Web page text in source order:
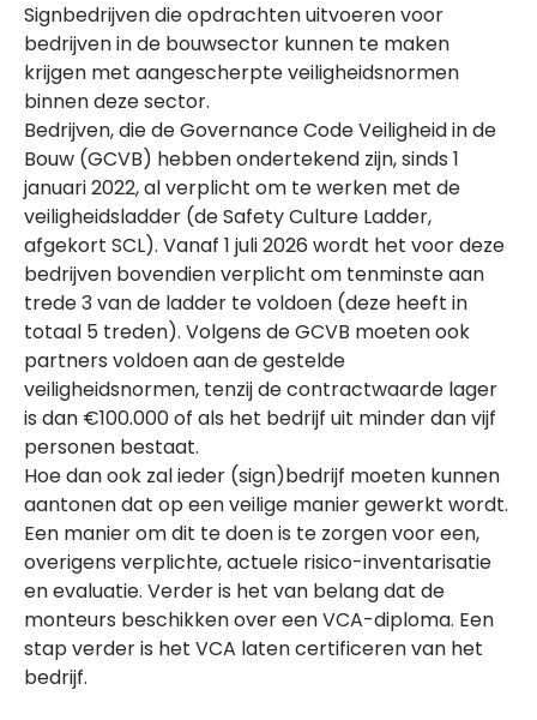
Signbedrijven die opdrachten uitvoeren voor
bedrijven in de bouwsector kunnen te maken
krijgen met aangescherpte veiligheidsnormen
binnen deze sector.
Bedrijven, die de Governance Code Veiligheid in de
Bouw (GCVB) hebben ondertekend zijn, sinds 1
januari 2022, al verplicht om te werken met de
veiligheidsladder (de Safety Culture Ladder,
afgekort SCL). Vanaf 1 juli 2026 wordt het voor deze
bedrijven bovendien verplicht om tenminste aan
trede 3 van de ladder te voldoen (deze heeft in
totaal 5 treden). Volgens de GCVB moeten ook
partners voldoen aan de gestelde
veiligheidsnormen, tenzij de contractwaarde lager
is dan €100.000 of als het bedrijf uit minder dan vijf
personen bestaat.
Hoe dan ook zal ieder (sign)bedrijf moeten kunnen
aantonen dat op een veilige manier gewerkt wordt.
Een manier om dit te doen is te zorgen voor een,
overigens verplichte, actuele risico-inventarisatie
en evaluatie. Verder is het van belang dat de
monteurs beschikken over een VCA-diploma. Een
stap verder is het VCA laten certificeren van het
bedrijf.